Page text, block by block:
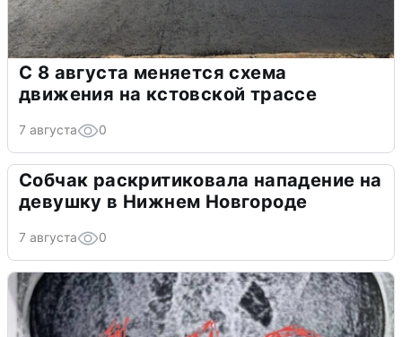
С 8 августа меняется схема
движения на кстовской трассе
7 августа 0
Собчак раскритиковала нападение на
девушку в Нижнем Новгороде
7 августа 0